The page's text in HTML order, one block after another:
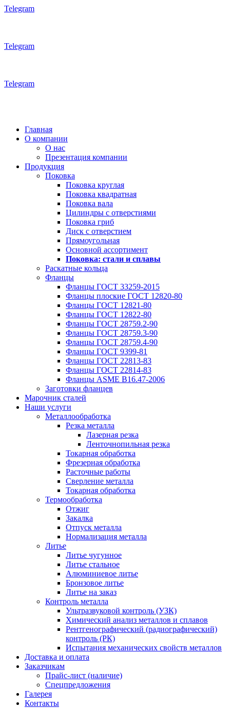
Telegram
Telegram
Telegram
Главная
О компании
О нас
Презентация компании
Продукция
Поковка
Поковка круглая
Поковка квадратная
Поковка вала
Цилиндры с отверстиями
Поковка гриб
Диск с отверстием
Прямоугольная
Основной ассортимент
Поковка: cтали и сплавы
Раскатные кольца
Фланцы
Фланцы ГОСТ 33259-2015
Фланцы плоские ГОСТ 12820-80
Фланцы ГОСТ 12821-80
Фланцы ГОСТ 12822-80
Фланцы ГОСТ 28759.2-90
Фланцы ГОСТ 28759.3-90
Фланцы ГОСТ 28759.4-90
Фланцы ГОСТ 9399-81
Фланцы ГОСТ 22813-83
Фланцы ГОСТ 22814-83
Фланцы ASME B16.47-2006
Заготовки фланцев
Марочник сталей
Наши услуги
Металлообработка
Резка металла
Лазерная резка
Ленточнопильная резка
Токарная обработка
Фрезерная обработка
Расточные работы
Сверление металла
Токарная обработка
Термообработка
Отжиг
Закалка
Отпуск металла
Нормализация металла
Литье
Литье чугунное
Литье стальное
Алюминиевое литье
Бронзовое литье
Литье на заказ
Контроль металла
Ультразвуковой контроль (УЗК)
Химический анализ металлов и сплавов
Рентгенографический (радиографический)
контроль (РК)
Испытания механических свойств металлов
Доставка и оплата
Заказчикам
Прайс-лист (наличие)
Спецпредложения
Галерея
Контакты